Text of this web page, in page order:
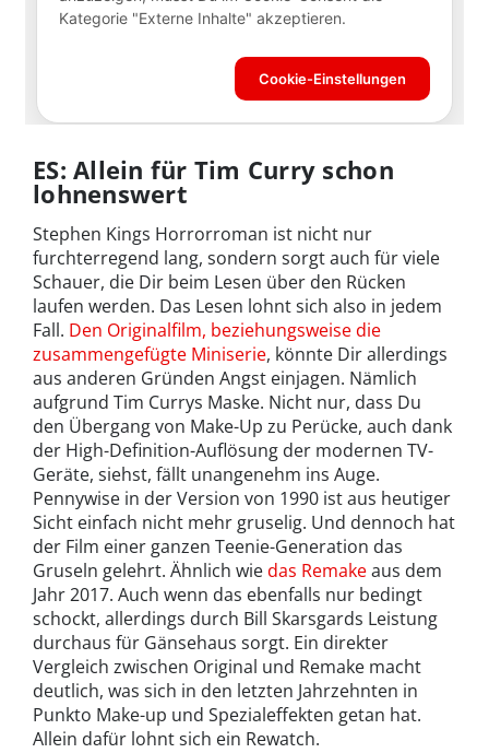
ES: Allein für Tim Curry schon
lohnenswert
Stephen Kings Horrorroman ist nicht nur
furchterregend lang, sondern sorgt auch für viele
Schauer, die Dir beim Lesen über den Rücken
laufen werden. Das Lesen lohnt sich also in jedem
Fall. Den Originalfilm, beziehungsweise die
zusammengefügte Miniserie, könnte Dir allerdings
aus anderen Gründen Angst einjagen. Nämlich
aufgrund Tim Currys Maske. Nicht nur, dass Du
den Übergang von Make-Up zu Perücke, auch dank
der High-Definition-Auflösung der modernen TV-
Geräte, siehst, fällt unangenehm ins Auge.
Pennywise in der Version von 1990 ist aus heutiger
Sicht einfach nicht mehr gruselig. Und dennoch hat
der Film einer ganzen Teenie-Generation das
Gruseln gelehrt. Ähnlich wiedas Remakeaus dem
Jahr 2017. Auch wenn das ebenfalls nur bedingt
schockt, allerdings durch Bill Skarsgards Leistung
durchaus für Gänsehaus sorgt. Ein direkter
Vergleich zwischen Original und Remake macht
deutlich, was sich in den letzten Jahrzehnten in
Punkto Make-up und Spezialeffekten getan hat.
Allein dafür lohnt sich ein Rewatch.